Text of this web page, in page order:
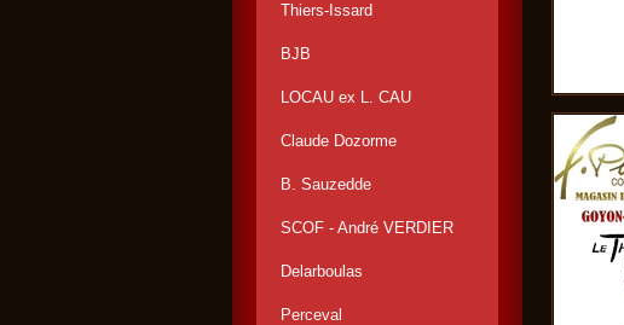
Thiers-Issard
BJB
LOCAU ex L. CAU
Claude Dozorme
B. Sauzedde
SCOF - André VERDIER
Delarboulas
Perceval